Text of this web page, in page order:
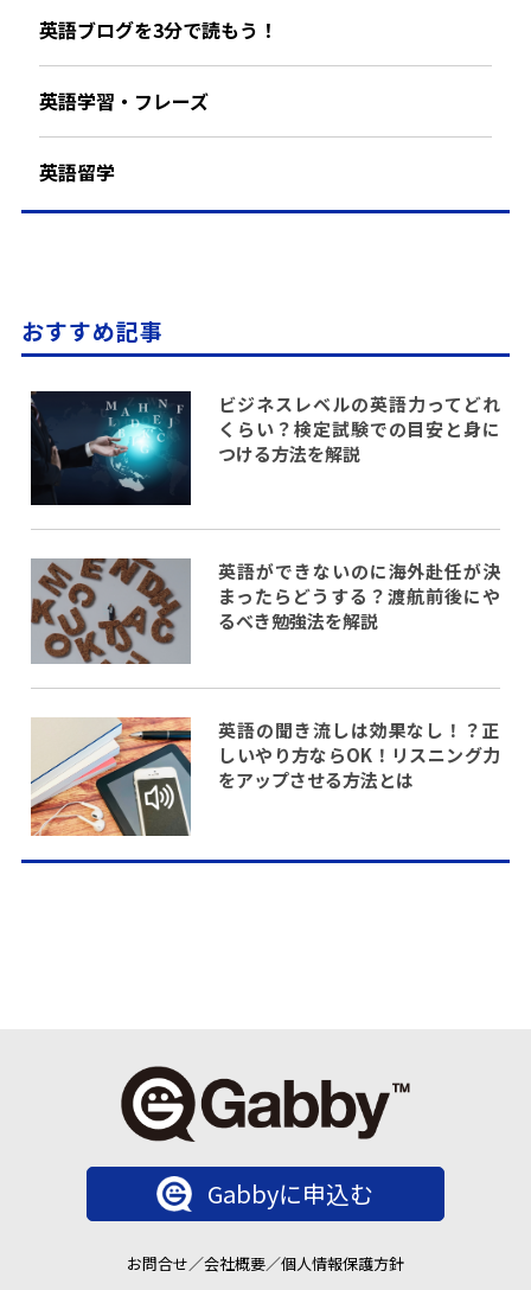
英語ブログを3分で読もう！
英語学習・フレーズ
英語留学
おすすめ記事
ビジネスレベルの英語力ってどれ
くらい？検定試験での目安と身に
つける方法を解説
英語ができないのに海外赴任が決
まったらどうする？渡航前後にや
るべき勉強法を解説
英語の聞き流しは効果なし！？正
しいやり方ならOK！リスニング力
をアップさせる方法とは
Gabbyに申込む
お問合せ／会社概要／個人情報保護方針